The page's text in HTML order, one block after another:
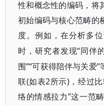
性和概念性的编码，将
初始编码与核心范畴的
度。例如，在分析多
时，研究者发现“同伴
围”“可获得陪伴与关爱
联(如表2所示)，经过
络的情感拉力”这一范